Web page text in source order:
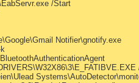
/Start
Notifier\gnotify.exe